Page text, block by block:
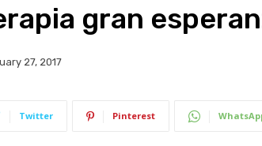
gran
27, 2017
Twitter Pinterest